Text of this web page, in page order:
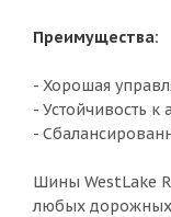
Преимущества:
- Хорошая
- Устойчивость
-
Шины WestLake
любых дорожных